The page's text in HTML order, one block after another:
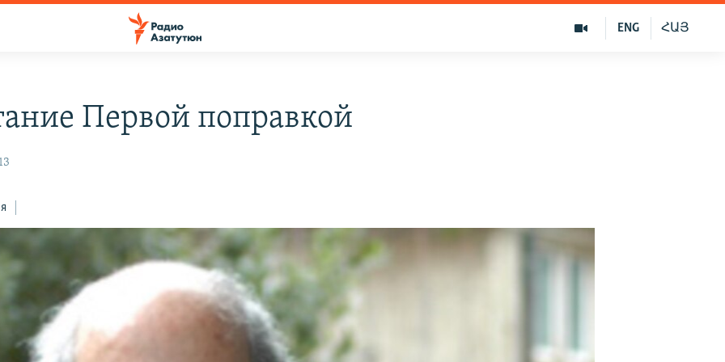
ՀԱՅ
ENG
Первой поправкой